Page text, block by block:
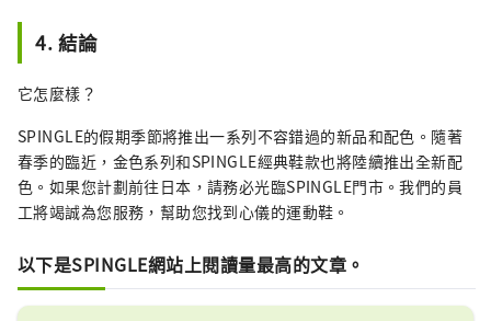
4. 結論
它怎麼樣？
SPINGLE的假期季節將推出一系列不容錯過的新品和配色。隨著
春季的臨近，金色系列和SPINGLE經典鞋款也將陸續推出全新配
色。如果您計劃前往日本，請務必光臨SPINGLE門市。我們的員
工將竭誠為您服務，幫助您找到心儀的運動鞋。
以下是SPINGLE網站上閱讀量最高的文章。